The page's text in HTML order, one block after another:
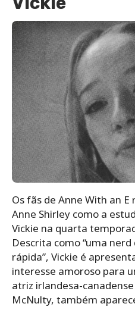
Os fãs de Anne With an
Anne Shirley como a
Vickie na quarta
Descrita como “uma
rápida”, Vickie é
interesse amoroso para
atriz irlandesa-
McNulty, também